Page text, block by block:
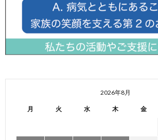
2026年8月
月 火 水 木 金